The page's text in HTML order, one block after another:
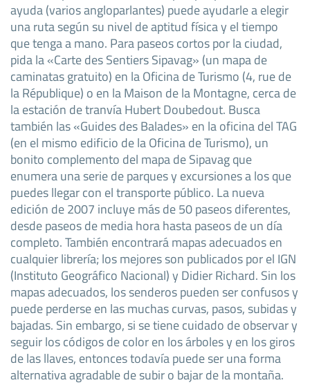
ayuda (varios angloparlantes) puede ayudarle a elegir
una ruta según su nivel de aptitud física y el tiempo
que tenga a mano. Para paseos cortos por la ciudad,
pida la «Carte des Sentiers Sipavag» (un mapa de
caminatas gratuito) en la Oficina de Turismo (4, rue de
la République) o en la Maison de la Montagne, cerca de
la estación de tranvía Hubert Doubedout. Busca
también las «Guides des Balades» en la oficina del TAG
(en el mismo edificio de la Oficina de Turismo), un
bonito complemento del mapa de Sipavag que
enumera una serie de parques y excursiones a los que
puedes llegar con el transporte público. La nueva
edición de 2007 incluye más de 50 paseos diferentes,
desde paseos de media hora hasta paseos de un día
completo. También encontrará mapas adecuados en
cualquier librería; los mejores son publicados por el IGN
(Instituto Geográfico Nacional) y Didier Richard. Sin los
mapas adecuados, los senderos pueden ser confusos y
puede perderse en las muchas curvas, pasos, subidas y
bajadas. Sin embargo, si se tiene cuidado de observar y
seguir los códigos de color en los árboles y en los giros
de las llaves, entonces todavía puede ser una forma
alternativa agradable de subir o bajar de la montaña.